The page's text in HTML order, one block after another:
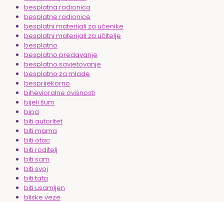
besplatna radionica
besplatne radionice
besplatni materijali za učenike
besplatni materijali za učitelje
besplatno
besplatno predavanje
besplatno savjetovanje
besplatno za mlade
besprijekorno
bihevioralne ovisnosti
bijeli šum
bipa
biti autoritet
biti mama
biti otac
biti roditelj
biti sam
biti svoj
biti tata
biti usamljen
bliske veze